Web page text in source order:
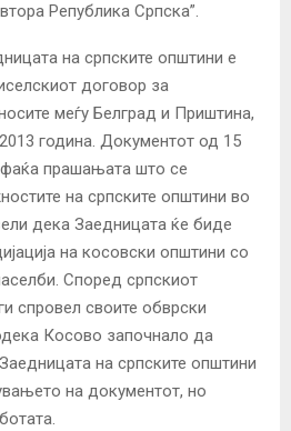
Република Српска”.
на српските општини е
договор за
меѓу Белград и Приштина,
година. Документот од 15
прашањата што се
на српските општини во
дека Заедницата ќе биде
на косовски општини со
Според српскиот
спровел своите обврски
Косово започнало да
на српските општини
на документот, но